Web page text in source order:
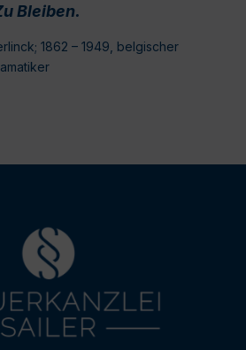
Bleiben.
1862 – 1949, belgischer